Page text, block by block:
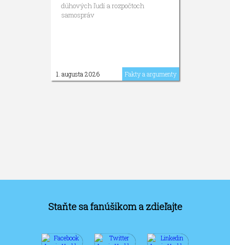
dúhových ľudí a rozpočtoch
samospráv
1. augusta 2026 Fakty a argumenty
Staňte sa fanúšikom a zdieľajte